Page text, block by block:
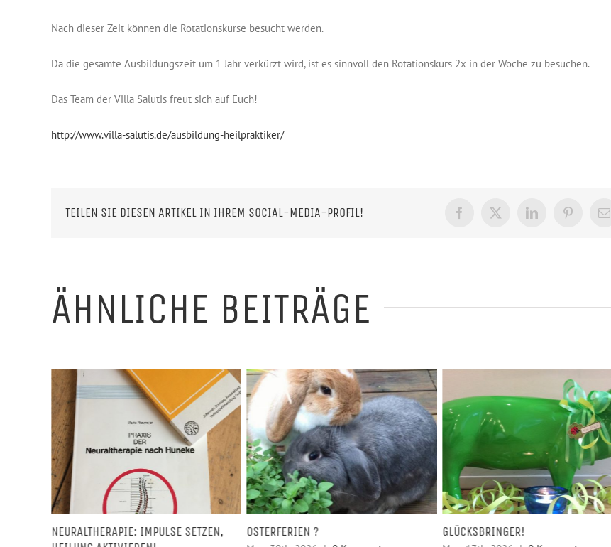
Nach dieser Zeit können die Rotationskurse besucht werden.
Da die gesamte Ausbildungszeit um 1 Jahr verkürzt wird, ist es sinnvoll den Rotationskurs 2x in der Woche zu besuchen.
Das Team der Villa Salutis freut sich auf Euch!
http://www.villa-salutis.de/ausbildung-heilpraktiker/
TEILEN SIE DIESEN ARTIKEL IN IHREM SOCIAL-MEDIA-PROFIL! Facebook
X LinkedInPinterest
E-
ÄHNLICHE BEITRÄGE
OSTERFERIEN ? GLÜCKSBRINGER! HEILSALBEN – KRÄUTERKÜCHE